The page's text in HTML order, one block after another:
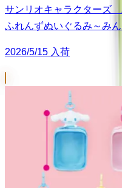
サンリオキャラクターズ
ふれんずぬいぐるみ～み
2026/5/15 入荷